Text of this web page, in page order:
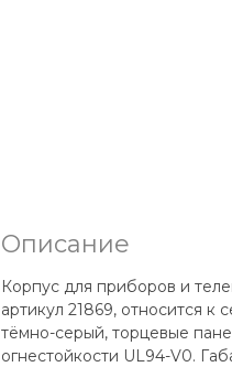
Описание
Корпус для приборов и
артикул 21869, относится
тёмно-серый, торцевые
огнестойкости UL94-V0.